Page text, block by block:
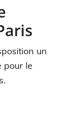
un
pour le